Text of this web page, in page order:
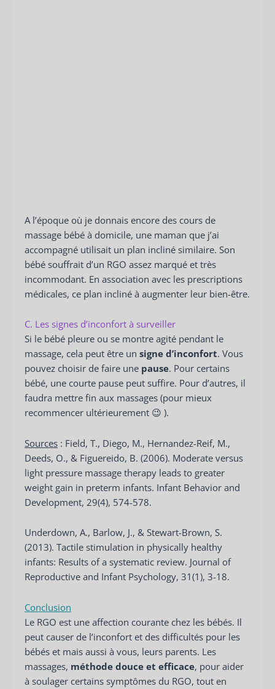
A l’époque où je donnais encore des cours de
massage bébé à domicile, une maman que j’ai
accompagné utilisait un plan incliné similaire. Son
bébé souffrait d’un RGO assez marqué et très
incommodant. En association avec les prescriptions
médicales, ce plan incliné à augmenter leur bien-être.
C. Les signes d’inconfort à surveiller
Si le bébé pleure ou se montre agité pendant le
massage, cela peut être un signe d’inconfort. Vous
pouvez choisir de faire une pause. Pour certains
bébé, une courte pause peut suffire. Pour d’autres, il
faudra mettre fin aux massages (pour mieux
recommencer ultérieurement 😉 ).
Sources : Field, T., Diego, M., Hernandez-Reif, M.,
Deeds, O., & Figuereido, B. (2006). Moderate versus
light pressure massage therapy leads to greater
weight gain in preterm infants. Infant Behavior and
Development, 29(4), 574-578.
Underdown, A., Barlow, J., & Stewart-Brown, S.
(2013). Tactile stimulation in physically healthy
infants: Results of a systematic review. Journal of
Reproductive and Infant Psychology, 31(1), 3-18.
Conclusion
Le RGO est une affection courante chez les bébés. Il
peut causer de l’inconfort et des difficultés pour les
bébés et mais aussi à vous, leurs parents. Les
massages, méthode douce et efficace, pour aider
à soulager certains symptômes du RGO, tout en